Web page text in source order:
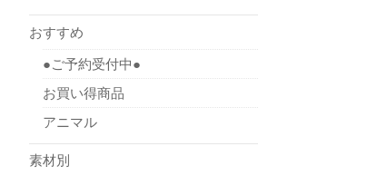
おすすめ
●ご予約受付中●
お買い得商品
アニマル
素材別